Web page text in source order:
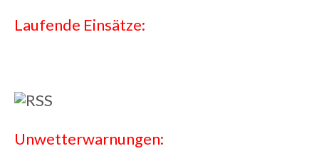
Laufende Einsätze:
Unwetterwarnungen: